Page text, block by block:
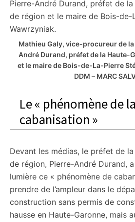
Mathieu Galy, vice-procureur de
André Durand, préfet de la Haute-
et le maire de Bois-de-La-Pierre
DDM – MARC
Le « phénomène de la
cabanisation »
Devant les médias, le préfet de
de région, Pierre-André Durand,
lumière ce « phénomène de
prendre de l’ampleur dans le
construction sans permis de
hausse en Haute-Garonne, mais